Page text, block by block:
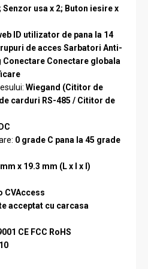
usa x 2; Buton iesire x
ID utilizator de pana la 14
de acces Sarbatori Anti-
Conectare globala
Wiegand (Cititor de
carduri RS-485 / Cititor de
0 grade C pana la 45 grade
x 19.3 mm (L x l x I)
CVAccess
acceptat cu carcasa
CE FCC RoHS